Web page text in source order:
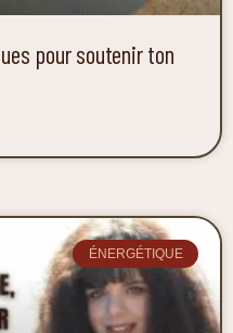
pour soutenir ton
ÉNERGÉTIQUE